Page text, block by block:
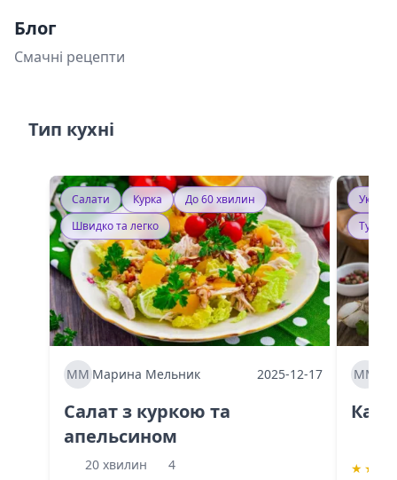
Блог
Смачні рецепти
Тип кухні
Салати Курка
До 60 хвилин
Швидко та легко
ММ Марина Мельник 2025-12-17
Салат з куркою та
апельсином
20 хвилин
4
ММ
★ ★